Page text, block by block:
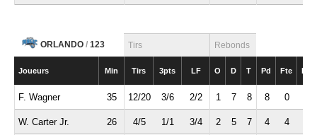
ORLANDO / 123 Tirs Rebonds
Joueurs Min Tirs 3pts LF O D T Pd Fte
F. Wagner 35 12/20 3/6 2/2 1 7 8 8 0
W. Carter Jr. 26 4/5 1/1 3/4 2 5 7 4 4